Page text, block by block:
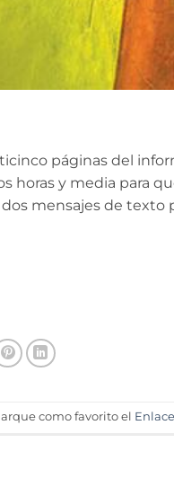
páginas del
y media para
mensajes de texto
como favorito el